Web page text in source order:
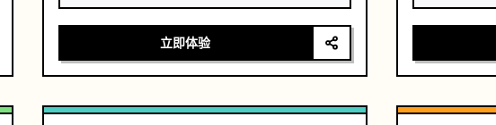
立即体验